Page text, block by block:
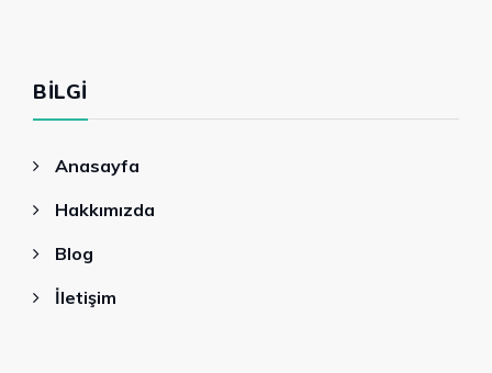
BILGI
Anasayfa
Hakkımızda
Blog
İletişim